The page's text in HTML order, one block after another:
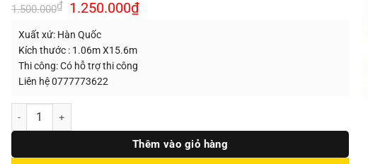
1.500.000₫ Giá
gốc
1.500.000₫.
1.250.000₫Giá
hiện
Xuất xứ: Hàn Quốc
Kích thước : 1.06m X15.6m
Thi công: Có hỗ trợ thi công
Liên hệ 0777773622
Số lượng
Thêm vào giỏ hàng